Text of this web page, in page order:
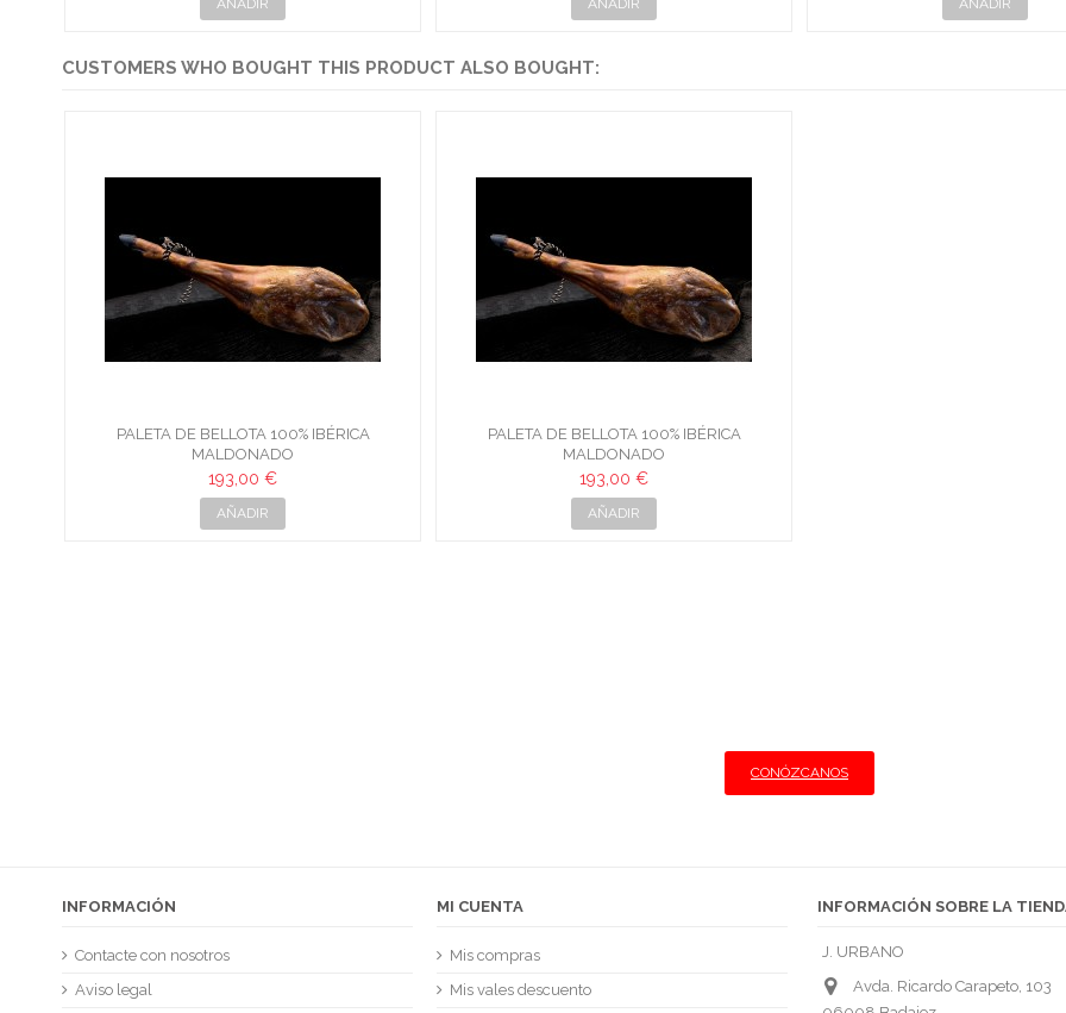
AÑADIR AÑADIR AÑADIR
CUSTOMERS WHO BOUGHT THIS PRODUCT ALSO BOUGHT:
PALETA DE BELLOTA 100% IBÉRICA
MALDONADO
193,00 €
AÑADIR
PALETA DE BELLOTA 100% IBÉRICA
MALDONADO
193,00 €
AÑADIR
CONÓZCANOS
INFORMACIÓN
Contacte con nosotros
Aviso legal
MI CUENTA
Mis compras
Mis vales descuento
INFORMACIÓN SOBRE LA
J. URBANO
Avda. Ricardo Carapeto, 103